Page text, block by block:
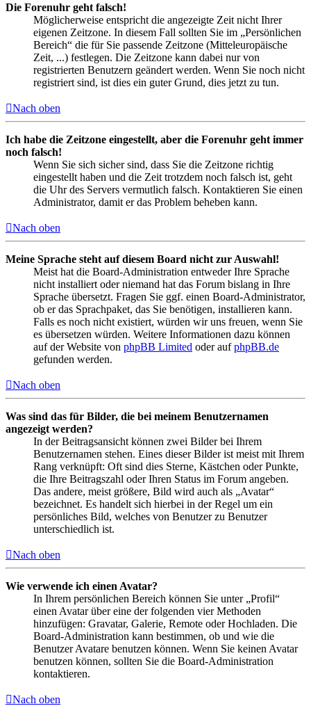
Die Forenuhr geht falsch!
Möglicherweise entspricht die angezeigte Zeit nicht Ihrer
eigenen Zeitzone. In diesem Fall sollten Sie im „Persönlichen
Bereich“ die für Sie passende Zeitzone (Mitteleuropäische
Zeit, ...) festlegen. Die Zeitzone kann dabei nur von
registrierten Benutzern geändert werden. Wenn Sie noch nicht
registriert sind, ist dies ein guter Grund, dies jetzt zu tun.
Nach oben
Ich habe die Zeitzone eingestellt, aber die Forenuhr geht immer
noch falsch!
Wenn Sie sich sicher sind, dass Sie die Zeitzone richtig
eingestellt haben und die Zeit trotzdem noch falsch ist, geht
die Uhr des Servers vermutlich falsch. Kontaktieren Sie einen
Administrator, damit er das Problem beheben kann.
Nach oben
Meine Sprache steht auf diesem Board nicht zur Auswahl!
Meist hat die Board-Administration entweder Ihre Sprache
nicht installiert oder niemand hat das Forum bislang in Ihre
Sprache übersetzt. Fragen Sie ggf. einen Board-Administrator,
ob er das Sprachpaket, das Sie benötigen, installieren kann.
Falls es noch nicht existiert, würden wir uns freuen, wenn Sie
es übersetzen würden. Weitere Informationen dazu können
auf der Website von phpBB Limited oder aufphpBB.de
gefunden werden.
Nach oben
Was sind das für Bilder, die bei meinem Benutzernamen
angezeigt werden?
In der Beitragsansicht können zwei Bilder bei Ihrem
Benutzernamen stehen. Eines dieser Bilder ist meist mit Ihrem
Rang verknüpft: Oft sind dies Sterne, Kästchen oder Punkte,
die Ihre Beitragszahl oder Ihren Status im Forum angeben.
Das andere, meist größere, Bild wird auch als „Avatar“
bezeichnet. Es handelt sich hierbei in der Regel um ein
persönliches Bild, welches von Benutzer zu Benutzer
unterschiedlich ist.
Nach oben
Wie verwende ich einen Avatar?
In Ihrem persönlichen Bereich können Sie unter „Profil“
einen Avatar über eine der folgenden vier Methoden
hinzufügen: Gravatar, Galerie, Remote oder Hochladen. Die
Board-Administration kann bestimmen, ob und wie die
Benutzer Avatare benutzen können. Wenn Sie keinen Avatar
benutzen können, sollten Sie die Board-Administration
kontaktieren.
Nach oben